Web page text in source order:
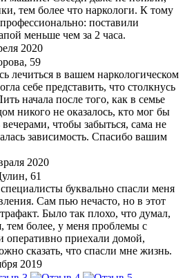
тем более что наркологи. К тому
поставили
меньше чем за 2 часа.
2020
59
лечиться в вашем наркологическом
себе представить, что столкнусь
начала после того, как в семье
никого не оказалось, кто мог бы
чтобы забыться, сама не
зависимость. Спасибо вашим
2020
61
буквально спасли меня
Сам пью нечасто, но в этот
Было так плохо, что думал,
тем более, у меня проблемы с
оперативно приехали домой,
сказать, что спасли мне жизнь.
2019